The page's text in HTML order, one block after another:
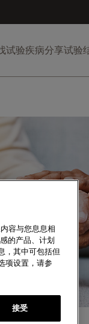
试验疾病分享试验
容与您息息相
的产品、计划
，其中可包括但
项设置，请参
接受